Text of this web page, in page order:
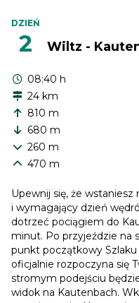
DZIEŃ
2 Wiltz -
08:40 h
24 km
810 m
680 m
260 m
470 m
Upewnij się, że wstaniesz
i wymagający dzień
dotrzeć pociągiem do
minut. Po przyjeździe na
punkt początkowy
oficjalnie rozpoczyna się
stromym podejściu
widok na Kautenbach.